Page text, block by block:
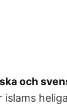
och